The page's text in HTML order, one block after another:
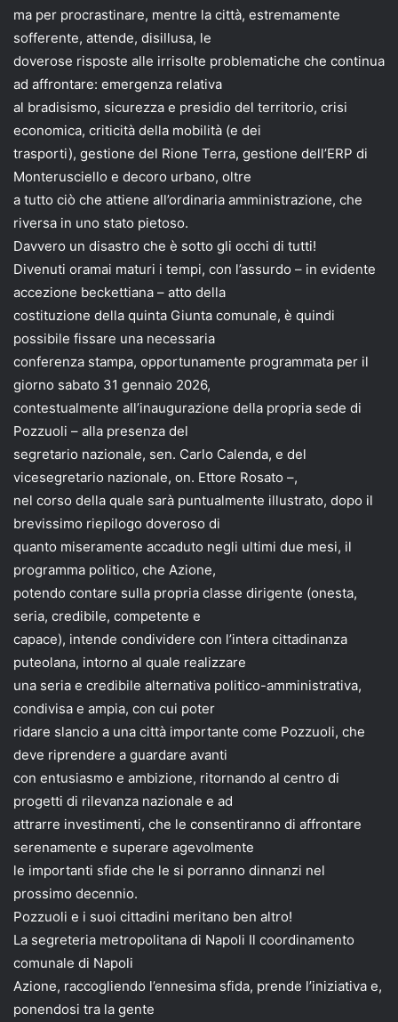
ma per procrastinare, mentre la città, estremamente
sofferente, attende, disillusa, le
doverose risposte alle irrisolte problematiche che continua
ad affrontare: emergenza relativa
al bradisismo, sicurezza e presidio del territorio, crisi
economica, criticità della mobilità (e dei
trasporti), gestione del Rione Terra, gestione dell’ERP di
Monterusciello e decoro urbano, oltre
a tutto ciò che attiene all’ordinaria amministrazione, che
riversa in uno stato pietoso.
Davvero un disastro che è sotto gli occhi di tutti!
Divenuti oramai maturi i tempi, con l’assurdo – in evidente
accezione beckettiana – atto della
costituzione della quinta Giunta comunale, è quindi
possibile fissare una necessaria
conferenza stampa, opportunamente programmata per il
giorno sabato 31 gennaio 2026,
contestualmente all’inaugurazione della propria sede di
Pozzuoli – alla presenza del
segretario nazionale, sen. Carlo Calenda, e del
vicesegretario nazionale, on. Ettore Rosato –,
nel corso della quale sarà puntualmente illustrato, dopo il
brevissimo riepilogo doveroso di
quanto miseramente accaduto negli ultimi due mesi, il
programma politico, che Azione,
potendo contare sulla propria classe dirigente (onesta,
seria, credibile, competente e
capace), intende condividere con l’intera cittadinanza
puteolana, intorno al quale realizzare
una seria e credibile alternativa politico-amministrativa,
condivisa e ampia, con cui poter
ridare slancio a una città importante come Pozzuoli, che
deve riprendere a guardare avanti
con entusiasmo e ambizione, ritornando al centro di
progetti di rilevanza nazionale e ad
attrarre investimenti, che le consentiranno di affrontare
serenamente e superare agevolmente
le importanti sfide che le si porranno dinnanzi nel
prossimo decennio.
Pozzuoli e i suoi cittadini meritano ben altro!
La segreteria metropolitana di Napoli Il coordinamento
comunale di Napoli
Azione, raccogliendo l’ennesima sfida, prende l’iniziativa e,
ponendosi tra la gente